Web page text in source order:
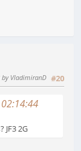
#20
VladimiranD
JF3 2G